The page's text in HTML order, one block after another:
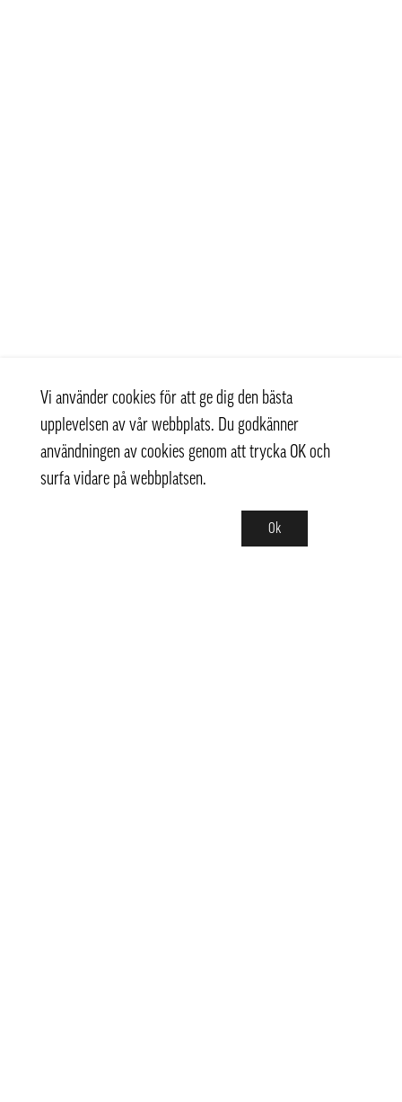
Vi använder cookies för att ge dig den bästa
upplevelsen av vår webbplats. Du godkänner
användningen av cookies genom att trycka OK och
surfa vidare på webbplatsen.
Ok